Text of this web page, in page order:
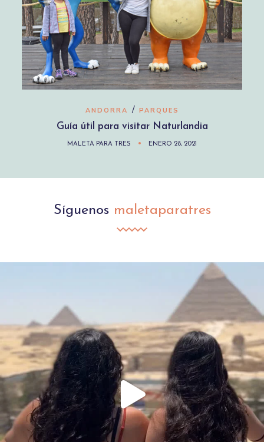
ANDORRA / PARQUES
Guía útil para visitar Naturlandia
MALETA PARA TRES ENERO 28, 2021
Síguenos maletaparatres